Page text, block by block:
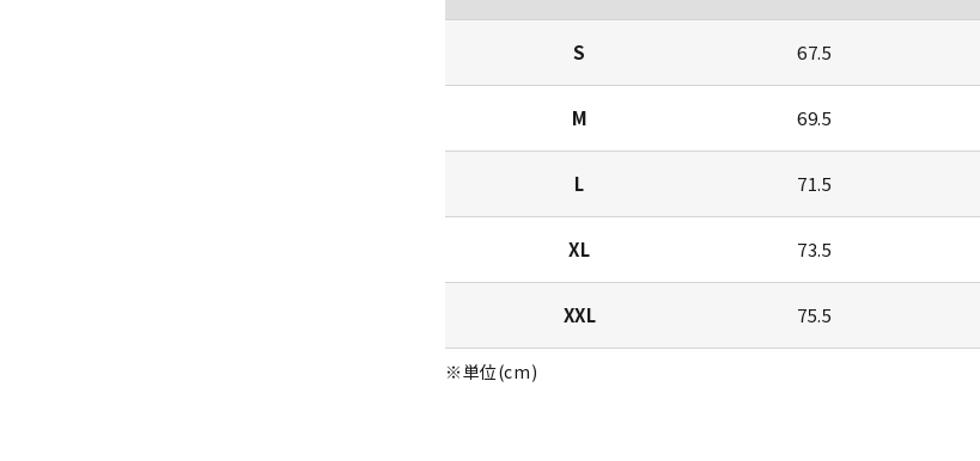
S 67.5
M 69.5
L 71.5
XL 73.5
XXL 75.5
※単位(cm)